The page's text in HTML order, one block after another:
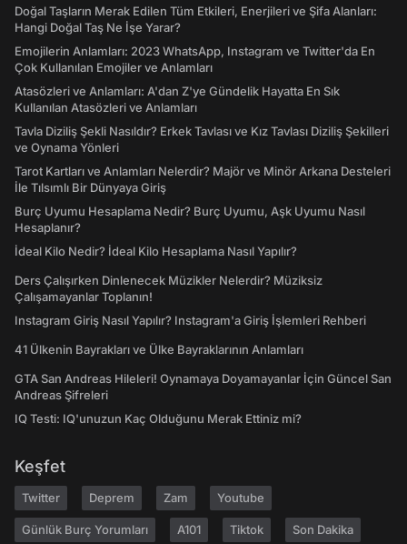
Doğal Taşların Merak Edilen Tüm Etkileri, Enerjileri ve Şifa Alanları:
Hangi Doğal Taş Ne İşe Yarar?
Emojilerin Anlamları: 2023 WhatsApp, Instagram ve Twitter'da En
Çok Kullanılan Emojiler ve Anlamları
Atasözleri ve Anlamları: A'dan Z'ye Gündelik Hayatta En Sık
Kullanılan Atasözleri ve Anlamları
Tavla Diziliş Şekli Nasıldır? Erkek Tavlası ve Kız Tavlası Diziliş Şekilleri
ve Oynama Yönleri
Tarot Kartları ve Anlamları Nelerdir? Majör ve Minör Arkana Desteleri
İle Tılsımlı Bir Dünyaya Giriş
Burç Uyumu Hesaplama Nedir? Burç Uyumu, Aşk Uyumu Nasıl
Hesaplanır?
İdeal Kilo Nedir? İdeal Kilo Hesaplama Nasıl Yapılır?
Ders Çalışırken Dinlenecek Müzikler Nelerdir? Müziksiz
Çalışamayanlar Toplanın!
Instagram Giriş Nasıl Yapılır? Instagram'a Giriş İşlemleri Rehberi
41 Ülkenin Bayrakları ve Ülke Bayraklarının Anlamları
GTA San Andreas Hileleri! Oynamaya Doyamayanlar İçin Güncel San
Andreas Şifreleri
IQ Testi: IQ'unuzun Kaç Olduğunu Merak Ettiniz mi?
Keşfet
Twitter Deprem Zam Youtube
Günlük Burç Yorumları A101 Tiktok Son Dakika